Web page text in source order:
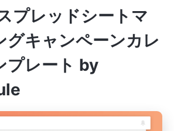
プレッドシートマ
グキャンペーンカレ
プレート by